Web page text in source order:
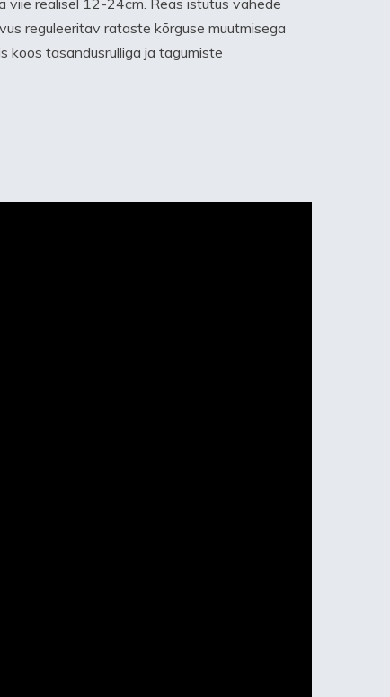
viie realisel 12-24cm. Reas istutus vahede
reguleeritav rataste kõrguse muutmisega
koos tasandusrulliga ja tagumiste